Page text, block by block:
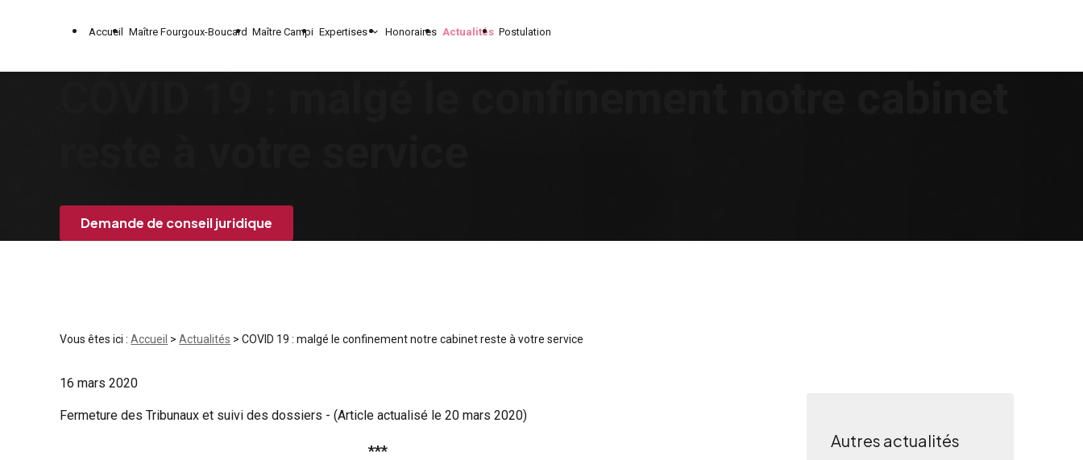
Accueil Maître Fourgoux-Boucard Maître Campi Expertises Honoraires Actualités Postulation
Demande de conseil juridique
Vous êtes ici : Accueil >Actualités > COVID 19 : malgé le confinement notre cabinet reste à votre service
16 mars 2020
Fermeture des Tribunaux et suivi des dossiers - (Article actualisé le 20 mars 2020)
***
Autres actualités